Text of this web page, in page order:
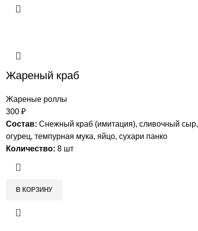
Жареный краб
Жареные роллы
300 ₽
Состав: Снежный краб (имитация), сливочный сыр,
огурец, темпурная мука, яйцо, сухари панко
Количество: 8 шт
В КОРЗИНУ